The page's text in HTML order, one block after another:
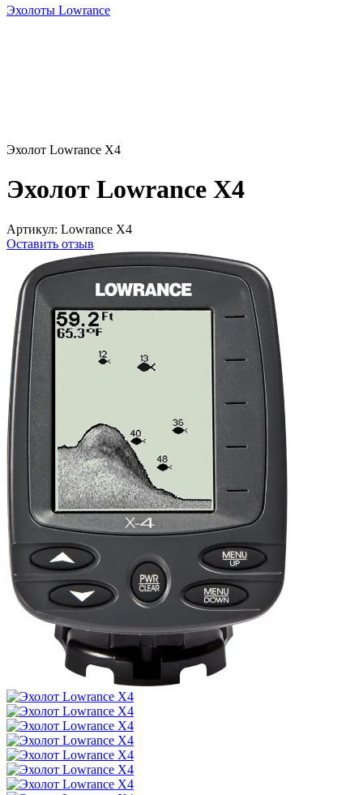
Эхолоты Lowrance
Эхолот Lowrance X4
Эхолот Lowrance X4
Артикул: Lowrance X4
Оставить отзыв